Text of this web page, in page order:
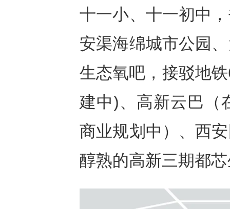
十一小、十一初中
安渠海绵城市公园
生态氧吧，接驳地
建中)、高新云巴（
商业规划中）、西
醇熟的高新三期都